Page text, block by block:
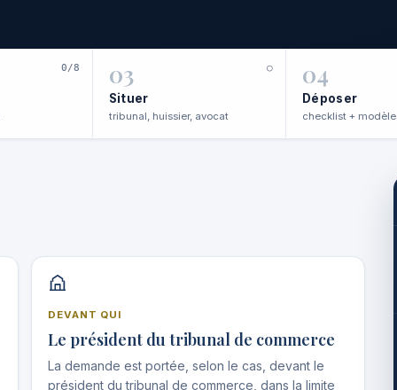
0/8 03
Situer
tribunal, huissier, avocat
○ 04
Déposer
checklist + modèle
DEVANT QUI
Le président du tribunal de commerce
La demande est portée, selon le cas, devant le
président du tribunal de commerce, dans la limite